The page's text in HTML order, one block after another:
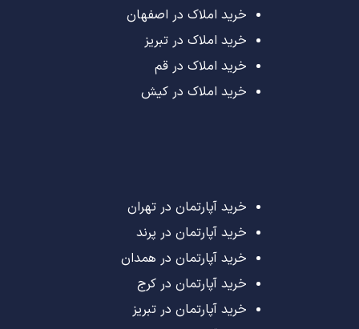
خرید املاک در اصفهان
خرید املاک در تبریز
خرید املاک در قم
خرید املاک در کیش
خرید آپارتمان در تهران
خرید آپارتمان در پرند
خرید آپارتمان در همدان
خرید آپارتمان در کرج
خرید آپارتمان در تبریز